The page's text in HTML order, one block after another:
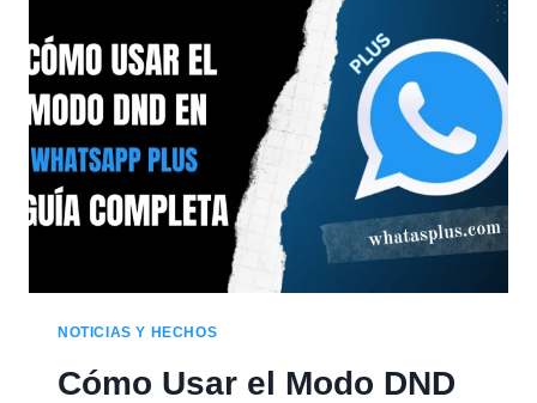
WHATSAPP
PLUS
NOTICIAS Y HECHOS
Cómo Usar el Modo DND